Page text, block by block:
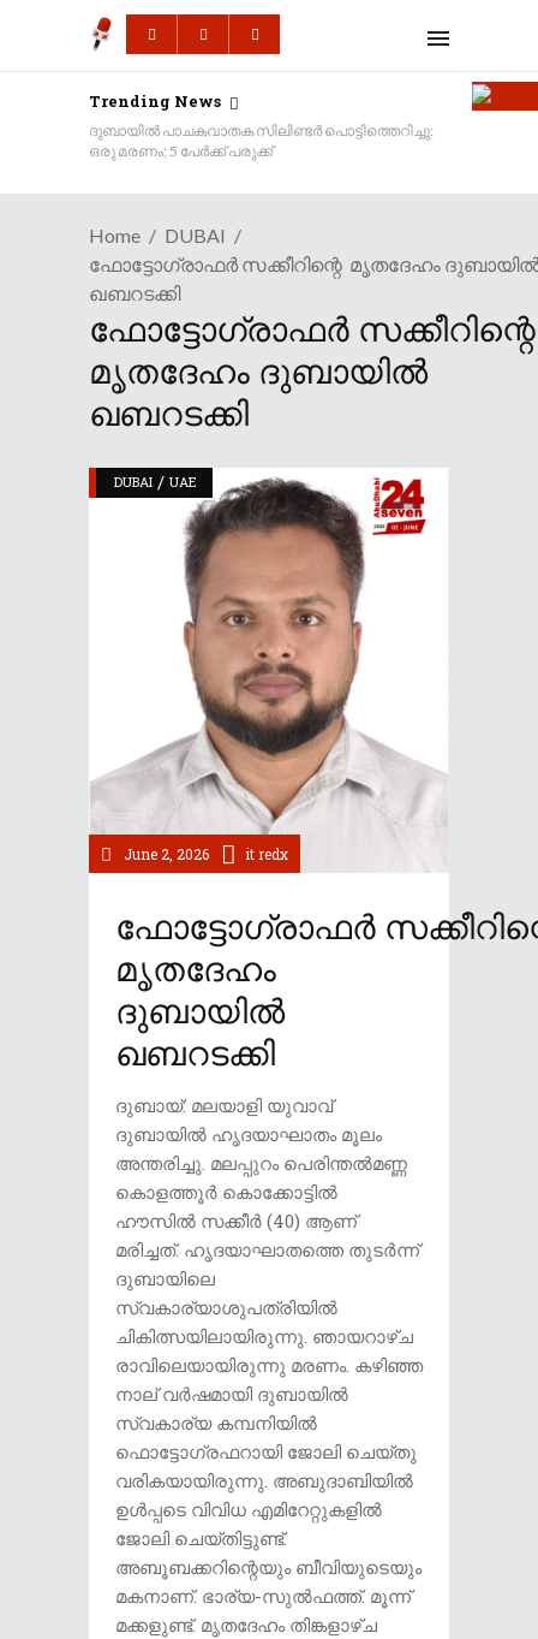
Trending News
ദുബായിൽ പാചകവാതക സിലിണ്ടർ പൊട്ടിത്തെറിച്ചു:
ഒരു മരണം; 5 പേർക്ക് പരുക്ക്
Home
DUBAI
ഫോട്ടോഗ്രാഫർ സക്കീറിന്റെ മൃതദേഹം
ഖബറടക്കി
ഫോട്ടോഗ്രാഫർ
മൃതദേഹം ദുബായിൽ
ഖബറടക്കി
DUBAI / UAE
June 2, 2026 it redx
ഫോട്ടോഗ്രാഫർ
മൃതദേഹം
ദുബായിൽ
ഖബറടക്കി
ദുബായ്: മലയാളി യുവാവ്
ദുബായിൽ ഹൃദയാഘാതം മൂലം
അന്തരിച്ചു. മലപ്പുറം പെരിന്തൽമണ്ണ
കൊളത്തൂർ കൊക്കോട്ടിൽ
ഹൗസിൽ സക്കീർ (40) ആണ്
മരിച്ചത്. ഹൃദയാഘാതത്തെ തുടർന്ന്
ദുബായിലെ
സ്വകാര്യാശുപത്രിയിൽ
ചികിത്സയിലായിരുന്നു. ഞായറാഴ്ച
രാവിലെയായിരുന്നു മരണം. കഴിഞ്ഞ
നാല് വർഷമായി ദുബായിൽ
സ്വകാര്യ കമ്പനിയിൽ
ഫൊട്ടോഗ്രഫറായി ജോലി ചെയ്തു
വരികയായിരുന്നു. അബുദാബിയിൽ
ഉൾപ്പടെ വിവിധ എമിറേറ്റുകളിൽ
ജോലി ചെയ്തിട്ടുണ്ട്.
അബൂബക്കറിന്റെയും ബീവിയുടെയും
മകനാണ്. ഭാര്യ-സുൽഫത്ത്. മൂന്ന്
മക്കളുണ്ട്. മൃതദേഹം തിങ്കളാഴ്ച